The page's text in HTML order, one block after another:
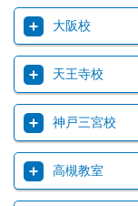
大阪校
天王寺校
神戸三宮校
高槻教室